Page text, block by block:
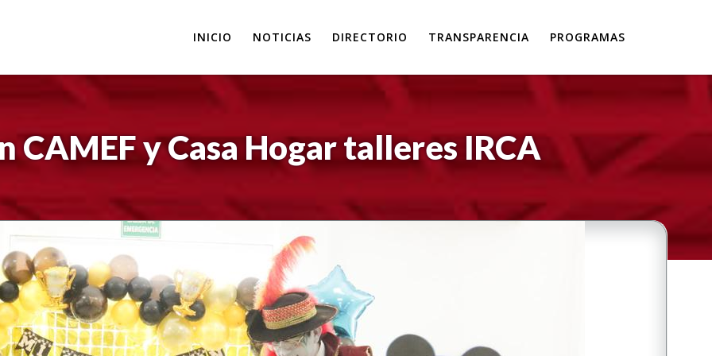
INICIO NOTICIAS DIRECTORIO TRANSPARENCIA PROGRAMAS
CAMEF y Casa Hogar talleres IRCA